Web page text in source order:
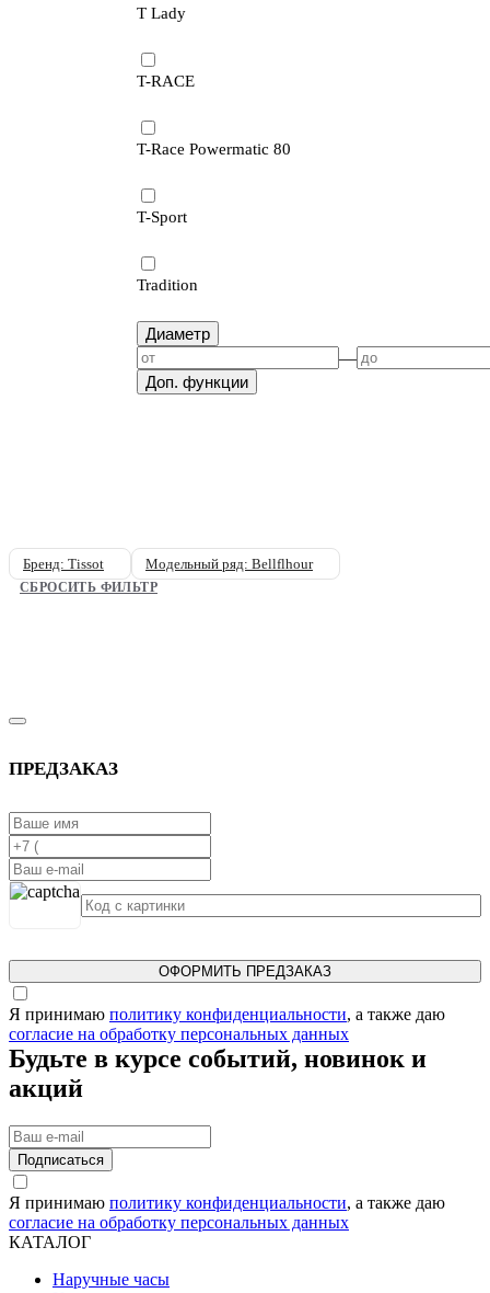
T Lady
T-RACE
T-Race Powermatic 80
T-Sport
Tradition
Диаметр
—
Доп. функции
Бренд: Tissot Модельный ряд: Bellflhour
СБРОСИТЬ ФИЛЬТР
ПРЕДЗАКАЗ
ОФОРМИТЬ ПРЕДЗАКАЗ
Я принимаю политику конфиденциальности, а также даю
согласие на обработку персональных данных
Будьте в курсе событий, новинок и
акций
Подписаться
Я принимаю политику конфиденциальности, а также даю
согласие на обработку персональных данных
КАТАЛОГ
Наручные часы